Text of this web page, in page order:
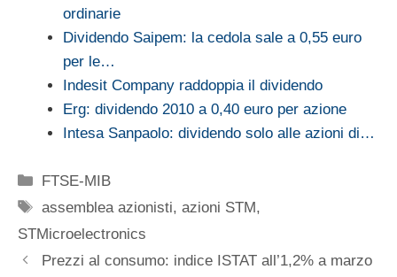
ordinarie
Dividendo Saipem: la cedola sale a 0,55 euro
per le…
Indesit Company raddoppia il dividendo
Erg: dividendo 2010 a 0,40 euro per azione
Intesa Sanpaolo: dividendo solo alle azioni di…
Categorie
FTSE-MIB
Tag
assemblea azionisti,azioni STM,
STMicroelectronics
Prezzi al consumo: indice ISTAT all’1,2% a marzo